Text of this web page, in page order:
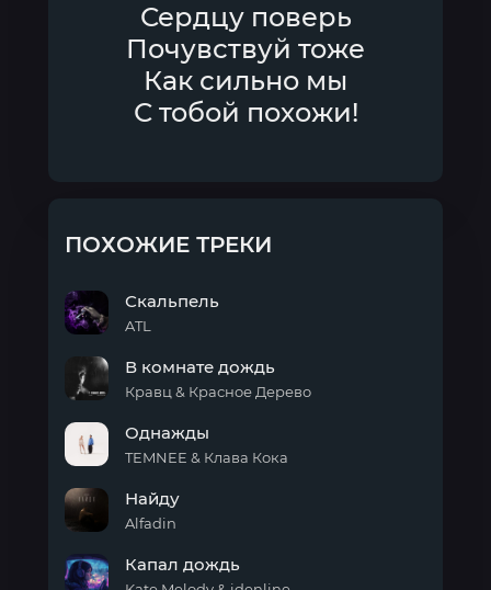
Сердцу поверь
Почувствуй тоже
Как сильно мы
С тобой похожи!
ПОХОЖИЕ ТРЕКИ
Скальпель
ATL
комнате
дождь
В комнате дождь
Кравц & Красное Дерево
Однажды
TEMNEE & Клава Кока
Найду
Alfadin
Капал дождь